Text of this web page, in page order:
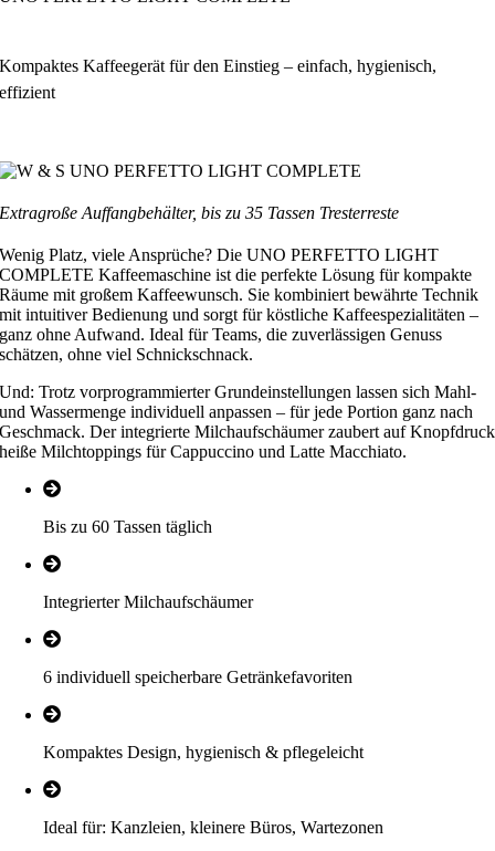
Kompaktes Kaffeegerät für den Einstieg – einfach, hygienisch,
effizient
Extragroße Auffangbehälter, bis zu 35 Tassen Tresterreste
Wenig Platz, viele Ansprüche? Die UNO PERFETTO LIGHT
COMPLETE Kaffeemaschine ist die perfekte Lösung für kompakte
Räume mit großem Kaffeewunsch. Sie kombiniert bewährte Technik
mit intuitiver Bedienung und sorgt für köstliche Kaffeespezialitäten –
ganz ohne Aufwand. Ideal für Teams, die zuverlässigen Genuss
schätzen, ohne viel Schnickschnack.
Und: Trotz vorprogrammierter Grundeinstellungen lassen sich Mahl-
und Wassermenge individuell anpassen – für jede Portion ganz nach
Geschmack. Der integrierte Milchaufschäumer zaubert auf Knopfdruck
heiße Milchtoppings für Cappuccino und Latte Macchiato.
Bis zu 60 Tassen täglich
Integrierter Milchaufschäumer
6 individuell speicherbare Getränkefavoriten
Kompaktes Design, hygienisch & pflegeleicht
Ideal für: Kanzleien, kleinere Büros, Wartezonen